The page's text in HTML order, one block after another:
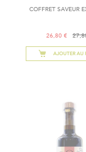
COFFRET SAVEUR
26,80 €
AJOUTER AU